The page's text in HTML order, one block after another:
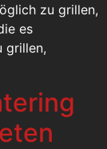
zu grillen,
es
grillen,